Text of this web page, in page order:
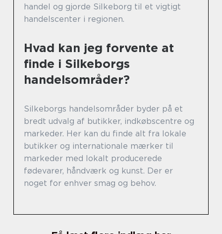
handel og gjorde Silkeborg til et vigtigt
handelscenter i regionen.
Hvad kan jeg forvente at
finde i Silkeborgs
handelsområder?
Silkeborgs handelsområder byder på et
bredt udvalg af butikker, indkøbscentre og
markeder. Her kan du finde alt fra lokale
butikker og internationale mærker til
markeder med lokalt producerede
fødevarer, håndværk og kunst. Der er
noget for enhver smag og behov.